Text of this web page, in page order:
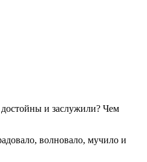
достойны и заслужили? Чем
волновало, мучило и